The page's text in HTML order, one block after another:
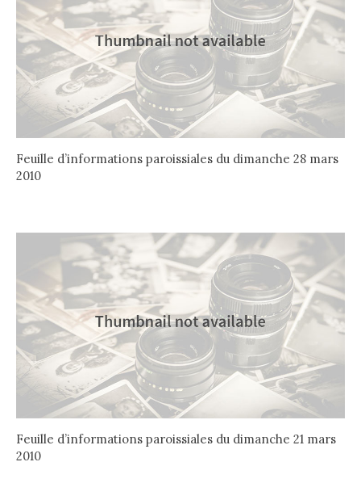
Feuille d’informations paroissiales du dimanche 28 mars
2010
Feuille d’informations paroissiales du dimanche 21 mars
2010